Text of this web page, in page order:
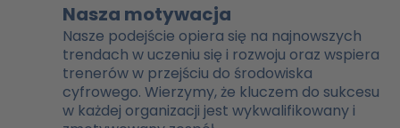
Nasza motywacja
Nasze podejście opiera się na najnowszych
trendach w uczeniu się i rozwoju oraz wspiera
trenerów w przejściu do środowiska
cyfrowego. Wierzymy, że kluczem do sukcesu
w każdej organizacji jest wykwalifikowany i